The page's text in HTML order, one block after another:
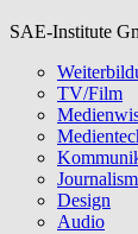
SAE-Institute
TV/Film
Design
Audio